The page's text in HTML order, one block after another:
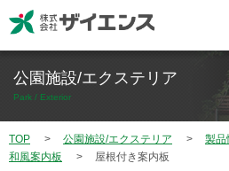
公園施設/エクステリア
Park / Exterior
TOP 公園施設/エクステリア 製品
和風案内板
屋根付き案内板